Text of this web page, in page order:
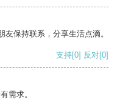
保持联系，分享生活点滴。
支持[0] 反对[0]
需求。